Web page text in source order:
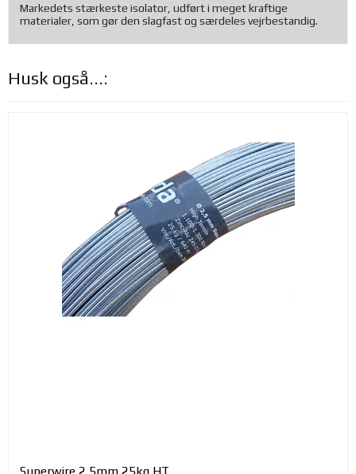
Markedets stærkeste isolator, udført i meget kraftige
materialer, som gør den slagfast og særdeles vejrbestandig.
Husk også...:
Superwire 2,5mm 25kg HT